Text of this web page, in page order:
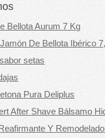
Bellota Aurum 7 Kg
De Bellota Ibérico
setas
Pura Deliplus
After Shave Bálsamo
Y